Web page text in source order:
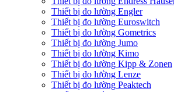
Thiết bị đo lường Engler
Thiết bị đo lường Euroswitch
Thiết bị đo lường Gometrics
Thiết bị đo lường Jumo
Thiết bị đo lường Kimo
Thiết bị đo lường Kipp & Zonen
Thiết bị đo lường Lenze
Thiết bị đo lường Peaktech